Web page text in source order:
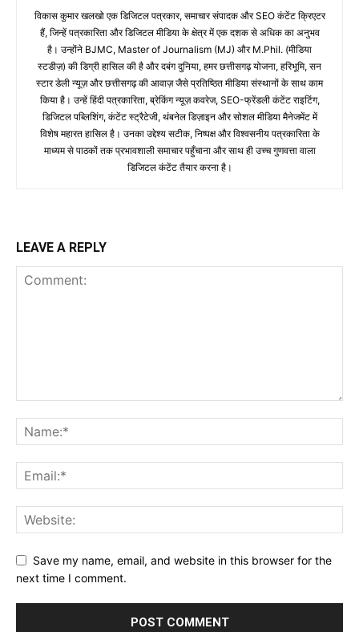
विकास कुमार खलखो एक डिजिटल पत्रकार, समाचार संपादक और SEO कंटेंट क्रिएटर
हैं, जिन्हें पत्रकारिता और डिजिटल मीडिया के क्षेत्र में एक दशक से अधिक का अनुभव
है। उन्होंने BJMC, Master of Journalism (MJ) और M.Phil. (मीडिया
स्टडीज़) की डिग्री हासिल की है और दबंग दुनिया, हमर छत्तीसगढ़ योजना, हरिभूमि, सन
स्टार डेली न्यूज़ और छत्तीसगढ़ की आवाज़ जैसे प्रतिष्ठित मीडिया संस्थानों के साथ काम
किया है। उन्हें हिंदी पत्रकारिता, ब्रेकिंग न्यूज़ कवरेज, SEO-फ्रेंडली कंटेंट राइटिंग,
डिजिटल पब्लिशिंग, कंटेंट स्ट्रैटेजी, थंबनेल डिज़ाइन और सोशल मीडिया मैनेजमेंट में
विशेष महारत हासिल है। उनका उद्देश्य सटीक, निष्पक्ष और विश्वसनीय पत्रकारिता के
माध्यम से पाठकों तक प्रभावशाली समाचार पहुँचाना और साथ ही उच्च गुणवत्ता वाला
डिजिटल कंटेंट तैयार करना है।
LEAVE A REPLY
Save my name, email, and website in this browser for the
next time I comment.